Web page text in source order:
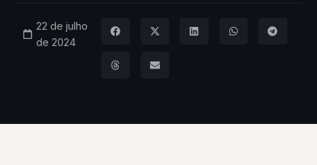
22 de julho
de 2024